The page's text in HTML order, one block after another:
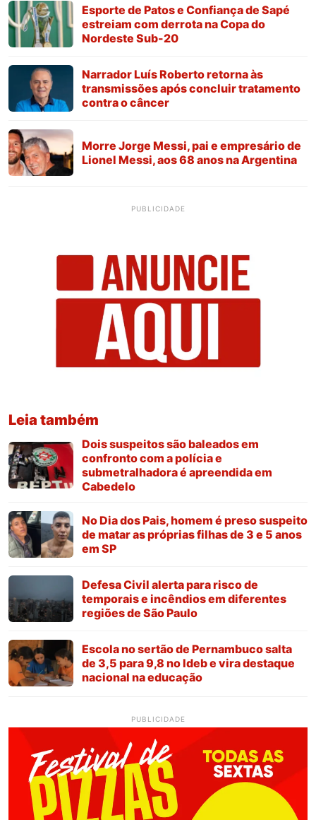
Esporte de Patos e Confiança de Sapé
estreiam com derrota na Copa do
Nordeste Sub-20
Narrador Luís Roberto retorna às
transmissões após concluir tratamento
contra o câncer
Morre Jorge Messi, pai e empresário de
Lionel Messi, aos 68 anos na Argentina
PUBLICIDADE
Leia também
Dois suspeitos são baleados em
confronto com a polícia e
submetralhadora é apreendida em
Cabedelo
No Dia dos Pais, homem é preso suspeito
de matar as próprias filhas de 3 e 5 anos
em SP
Defesa Civil alerta para risco de
temporais e incêndios em diferentes
regiões de São Paulo
Escola no sertão de Pernambuco salta
de 3,5 para 9,8 no Ideb e vira destaque
nacional na educação
PUBLICIDADE